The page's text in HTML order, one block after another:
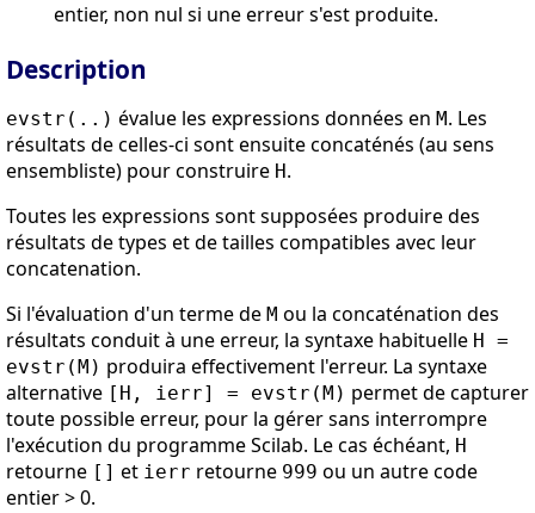
entier, non nul si une erreur s'est produite.
Description
evstr(..) évalue les expressions données en M. Les
résultats de celles-ci sont ensuite concaténés (au sens
ensembliste) pour construire H .
Toutes les expressions sont supposées produire des
résultats de types et de tailles compatibles avec leur
concatenation.
Si l'évaluation d'un terme de M ou la concaténation des
résultats conduit à une erreur, la syntaxe habituelle H =
evstr(M) produira effectivement l'erreur. La syntaxe
alternative [H, ierr] = evstr(M) permet de capturer
toute possible erreur, pour la gérer sans interrompre
l'exécution du programme Scilab. Le cas échéant, H
retourne [] et ierr retourne 999 ou un autre code
entier > 0.